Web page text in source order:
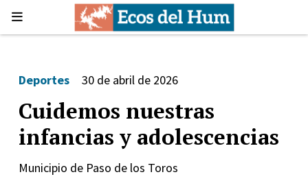
Cuidemos nuestras
infancias y adolescencias
Deportes 30 de abril de 2026
Municipio de Paso de los Toros